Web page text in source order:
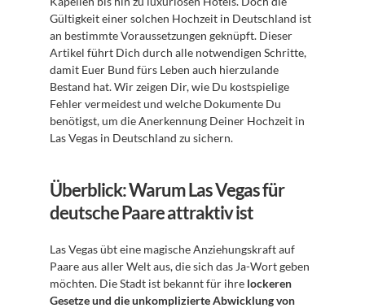
Gültigkeit einer solchen Hochzeit in Deutschland ist
an bestimmte Voraussetzungen geknüpft. Dieser
Artikel führt Dich durch alle notwendigen Schritte,
damit Euer Bund fürs Leben auch hierzulande
Bestand hat. Wir zeigen Dir, wie Du kostspielige
Fehler vermeidest und welche Dokumente Du
benötigst, um die Anerkennung Deiner Hochzeit in
Las Vegas in Deutschland zu sichern.
Überblick: Warum Las Vegas für
deutsche Paare attraktiv ist
Las Vegas übt eine magische Anziehungskraft auf
Paare aus aller Welt aus, die sich das Ja-Wort geben
möchten. Die Stadt ist bekannt für ihre lockeren
Gesetze und die unkomplizierte Abwicklung von